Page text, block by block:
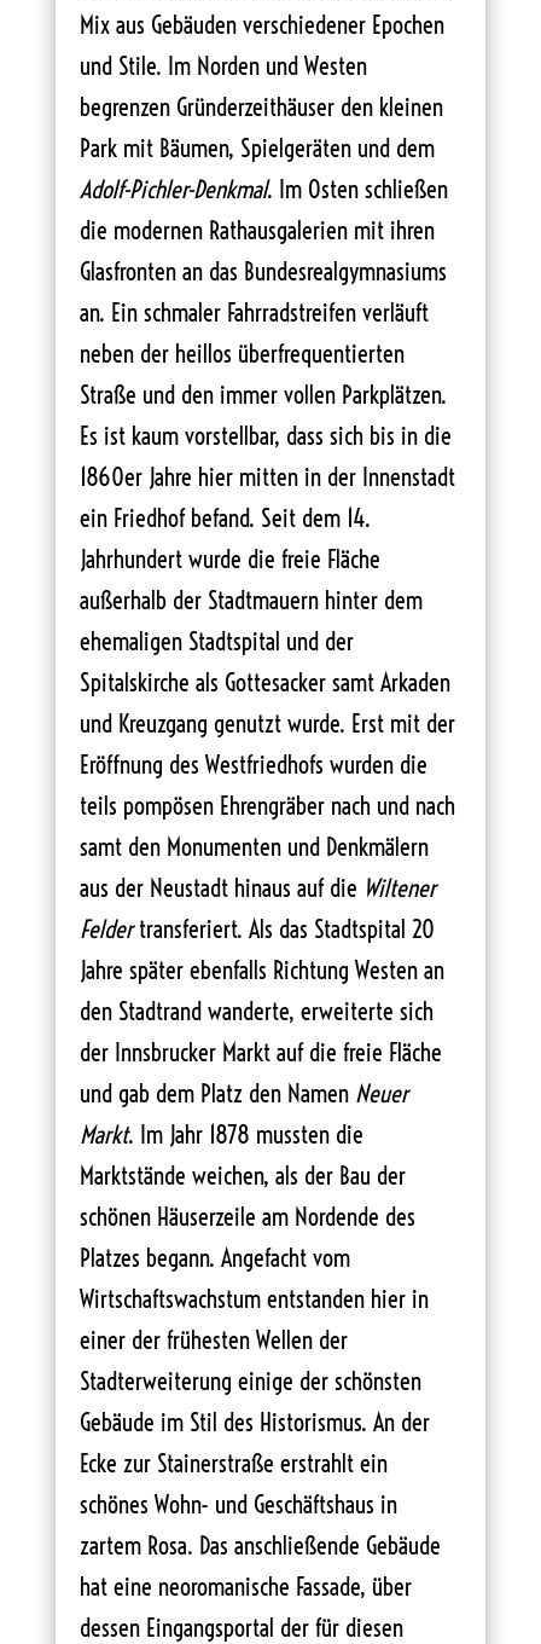
Mix aus Gebäuden verschiedener Epochen
und Stile. Im Norden und Westen
begrenzen Gründerzeithäuser den kleinen
Park mit Bäumen, Spielgeräten und dem
Adolf-Pichler-Denkmal. Im Osten schließen
die modernen Rathausgalerien mit ihren
Glasfronten an das Bundesrealgymnasiums
an. Ein schmaler Fahrradstreifen verläuft
neben der heillos überfrequentierten
Straße und den immer vollen Parkplätzen.
Es ist kaum vorstellbar, dass sich bis in die
1860er Jahre hier mitten in der Innenstadt
ein Friedhof befand. Seit dem 14.
Jahrhundert wurde die freie Fläche
außerhalb der Stadtmauern hinter dem
ehemaligen Stadtspital und der
Spitalskirche als Gottesacker samt Arkaden
und Kreuzgang genutzt wurde. Erst mit der
Eröffnung des Westfriedhofs wurden die
teils pompösen Ehrengräber nach und nach
samt den Monumenten und Denkmälern
aus der Neustadt hinaus auf die Wiltener
Feldertransferiert. Als das Stadtspital 20
Jahre später ebenfalls Richtung Westen an
den Stadtrand wanderte, erweiterte sich
der Innsbrucker Markt auf die freie Fläche
und gab dem Platz den Namen Neuer
Markt. Im Jahr 1878 mussten die
Marktstände weichen, als der Bau der
schönen Häuserzeile am Nordende des
Platzes begann. Angefacht vom
Wirtschaftswachstum entstanden hier in
einer der frühesten Wellen der
Stadterweiterung einige der schönsten
Gebäude im Stil des Historismus. An der
Ecke zur Stainerstraße erstrahlt ein
schönes Wohn- und Geschäftshaus in
zartem Rosa. Das anschließende Gebäude
hat eine neoromanische Fassade, über
dessen Eingangsportal der für diesen